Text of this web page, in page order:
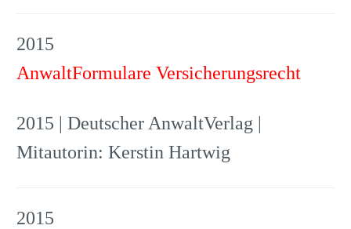
2015
AnwaltFormulare Versicherungsrecht
2015 | Deutscher AnwaltVerlag |
Mitautorin: Kerstin Hartwig
2015